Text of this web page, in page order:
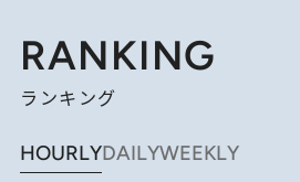
RANKING
ランキング
HOURLYDAILYWEEKLY